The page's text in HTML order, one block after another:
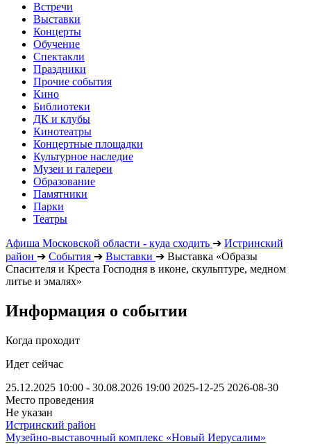
Встречи
Выставки
Концерты
Обучение
Спектакли
Праздники
Прочие события
Кино
Библиотеки
ДК и клубы
Кинотеатры
Концертные площадки
Культурное наследие
Музеи и галереи
Образование
Памятники
Парки
Театры
Афиша Московской области - куда сходить ➔ Истринский
район ➔ События ➔ Выставки ➔ Выставка «Образы
Спасителя и Креста Господня в иконе, скульптуре, медном
литье и эмалях»
Информация о событии
Когда проходит
Идет сейчас
25.12.2025 10:00 - 30.08.2026 19:00 2025-12-25 2026-08-30
Место проведения
Не указан
Истринский район
Музейно-выставочный комплекс «Новый Иерусалим»